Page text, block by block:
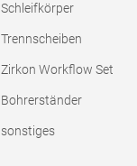
Schleifkörper
Trennscheiben
Zirkon Workflow Set
Bohrerständer
sonstiges